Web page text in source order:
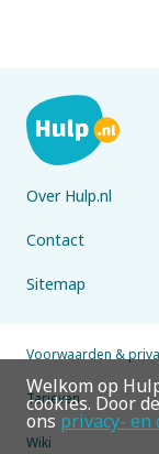
Over Hulp.nl
Contact
Sitemap
Voorwaarden &
Tarieven
Wiki
Welkom op
cookies. Door
ons privacy- en